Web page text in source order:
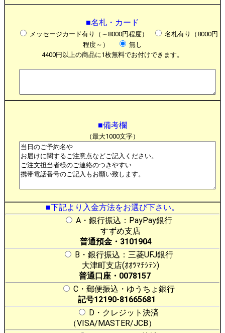
■名札・カード
メッセージカード有り（～8000円程度）
名札有り（8000円
程度～）
無し
4400円以上の商品に1枚無料でお付けできます。
■備考欄
（最大1000文字）
■下記より入金方法をお選び下さい。
A・銀行振込：PayPay銀行
すずめ支店
普通預金・3101904
B・銀行振込：三菱UFJ銀行
大津町支店(ｵｵﾂﾏﾁｼﾃﾝ)
普通口座・0078157
C・郵便振込・ゆうちょ銀行
記号12190-81665681
D・クレジット決済
（VISA/MASTER/JCB）